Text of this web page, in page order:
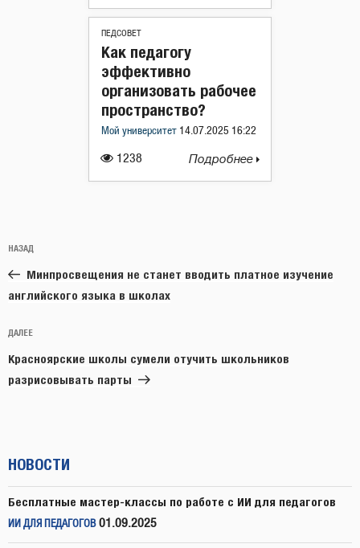
ПЕДСОВЕТ
1238
Как педагогу
эффективно
организовать рабочее
пространство?
Мой университет 14.07.2025 16:22
Подробнее
по
записям
Предыдущая
запись:
НАЗАД
Минпросвещения не станет вводить платное изучение
английского языка в школах
Следующая
запись
ДАЛЕЕ
Красноярские школы сумели отучить школьников
разрисовывать парты
НОВОСТИ
Бесплатные мастер-классы по работе с ИИ для педагогов
ИИ ДЛЯ ПЕДАГОГОВ 01.09.2025